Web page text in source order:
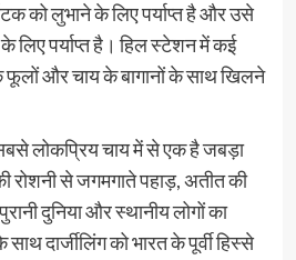
को लुभाने के लिए पर्याप्त है और उसे
पर्याप्त है। हिल स्टेशन में कई
फूलों और चाय के बागानों के साथ खिलने
सबसे लोकप्रिय चाय में से एक है जबड़ा
रोशनी से जगमगाते पहाड़, अतीत की
दुनिया और स्थानीय लोगों का
दार्जीलिंग को भारत के पूर्वी हिस्से